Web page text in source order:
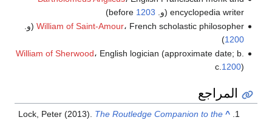
encyclopedia writer (و. before
1203
)
William of Saint-Amour، French scholastic philosopher (و.
1200
)
William of Sherwood، English logician (approximate date; b.
c.1200)
المراجع
^
Lock, Peter (2013). The Routledge Companion to the